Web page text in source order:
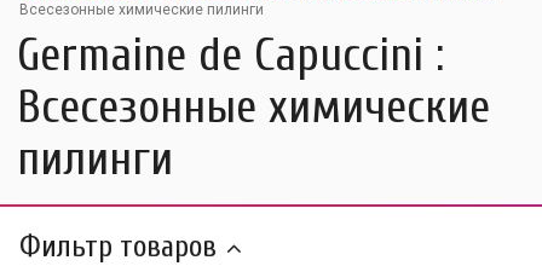
Всесезонные химические пилинги
Germaine de Capuccini :
Всесезонные химические
пилинги
Фильтр товаров